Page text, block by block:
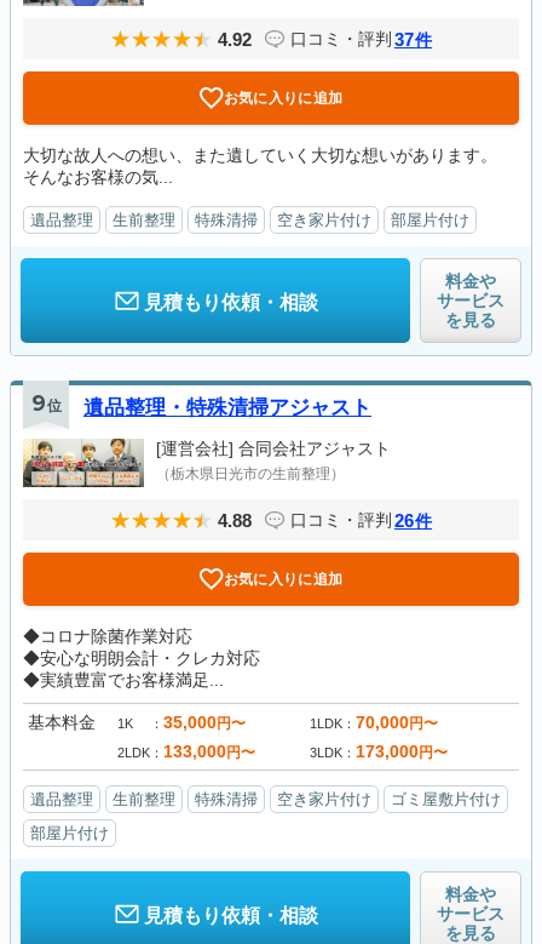
4.92 口コミ・評判 37件
お気に入りに追加
大切な故人への想い、また遺していく大切な想いがあります。
そんなお客様の気...
遺品整理 生前整理 特殊清掃 空き家片付け 部屋片付け
見積もり依頼・相談
料金や
サービス
を見る
9位 遺品整理・特殊清掃アジャスト
[運営会社] 合同会社アジャスト
（栃木県日光市の生前整理）
4.88 口コミ・評判 26件
お気に入りに追加
◆コロナ除菌作業対応
◆安心な明朗会計・クレカ対応
◆実績豊富でお客様満足...
基本料金 1K 35,000円〜 1LDK 70,000円〜
2LDK 133,000円〜 3LDK 173,000円〜
遺品整理 生前整理 特殊清掃 空き家片付け
ゴミ屋敷片付け
部屋片付け
見積もり依頼・相談
料金や
サービス
を見る